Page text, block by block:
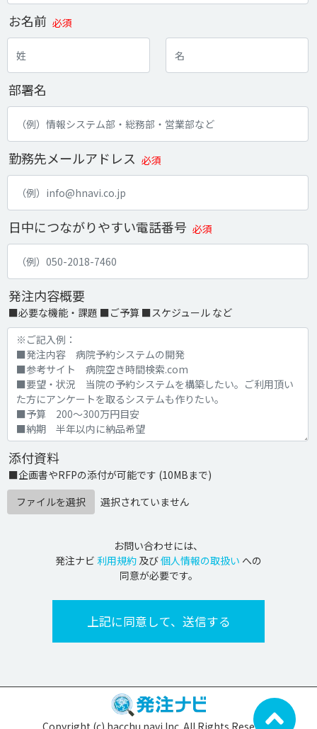
お名前 必須
部署名
勤務先メールアドレス 必須
日中につながりやすい電話番号 必須
発注内容概要
■必要な機能・課題 ■ご予算 ■スケジュール など
添付資料
■企画書やRFPの添付が可能です (10MBまで)
ファイルを選択
選択されていません
お問い合わせには、
発注ナビ 利用規約 及び個人情報の取扱い への
同意が必要です。